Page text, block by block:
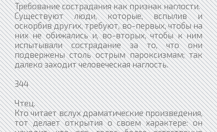
Требование сострадания как признак наглости.
Существуют люди, которые, вспылив и
оскорбив других, требуют, во-первых, чтобы на
них не обижались и, во-вторых, чтобы к ним
испытывали сострадание за то, что они
подвержены столь острым пароксизмам; так
далеко заходит человеческая наглость.
344
Чтец.
Кто читает вслух драматические произведения,
тот делает открытия о своем характере: он